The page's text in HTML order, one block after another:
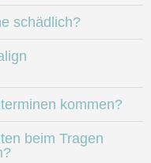
schädlich?
kommen?
beim Tragen